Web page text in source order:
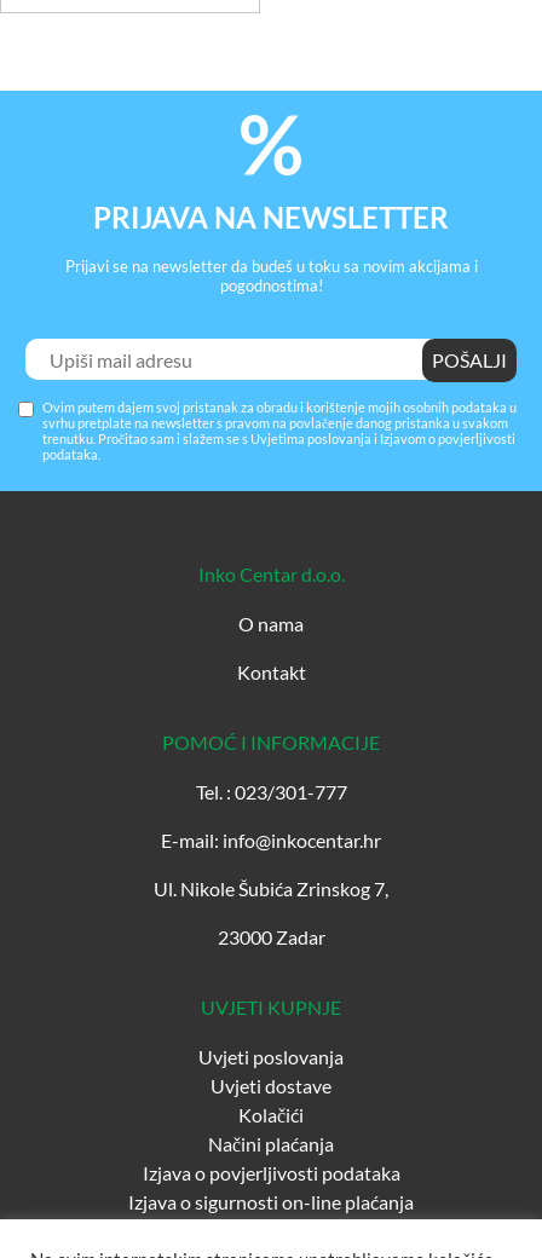
PRIJAVA NA NEWSLETTER
Prijavi se na newsletter da budeš u toku sa novim akcijama i
pogodnostima!
Ovim putem dajem svoj pristanak za obradu i korištenje mojih osobnih podataka u
svrhu pretplate na newsletter s pravom na povlačenje danog pristanka u svakom
trenutku. Pročitao sam i slažem se s Uvjetima poslovanja i Izjavom o povjerljivosti
podataka
Inko Centar d.o.o.
O nama
Kontakt
POMOĆ I INFORMACIJE
Tel. : 023/301-777
E-mail: info@inkocentar.hr
Ul. Nikole Šubića Zrinskog 7,
23000 Zadar
UVJETI KUPNJE
Uvjeti poslovanja
Uvjeti dostave
Kolačići
Načini plaćanja
Izjava o povjerljivosti podataka
Izjava o sigurnosti on-line plaćanja